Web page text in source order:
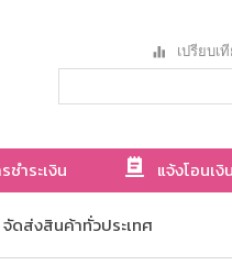
เปรียบเ
ชำระเงิน แจ้งโอนเงิน
จัดส่งสินค้าทั่วประเทศ